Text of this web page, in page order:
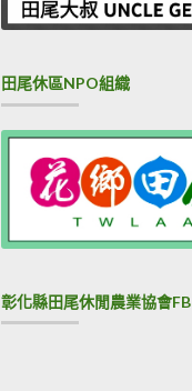
田尾休區NPO組織
彰化縣田尾休閒農業協會FB